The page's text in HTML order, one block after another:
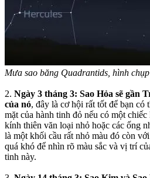
Mưa sao băng Quadrantids, hình
2. Ngày 3 tháng 3: Sao Hỏa sẽ gần
của nó, đây là cơ hội rất tốt để bạn có
mặt của hành tinh đỏ nếu có một
kính thiên văn loại nhỏ hoặc các ống
là một khối cầu rất nhỏ màu đó còn
quá khó để nhìn rõ màu sắc và vị trí
tinh này.